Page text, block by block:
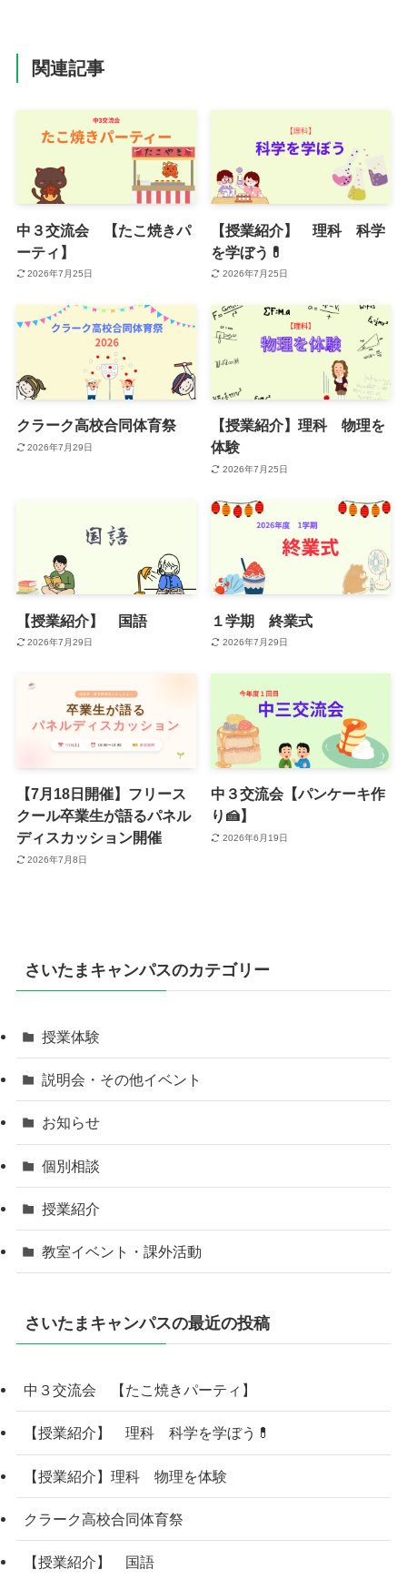
関連記事
中３交流会 【たこ焼きパ
ーティ】
2026年7月25日
【授業紹介】 理科 科学
を学ぼう💊
2026年7月25日
クラーク高校合同体育祭
2026年7月29日
【授業紹介】理科 物理を
体験
2026年7月25日
【授業紹介】 国語
2026年7月29日
１学期 終業式
2026年7月29日
【7月18日開催】フリース
クール卒業生が語るパネル
ディスカッション開催
2026年7月8日
中３交流会【パンケーキ作
り🍰】
2026年6月19日
さいたまキャンパスのカテゴリー
授業体験
説明会・その他イベント
お知らせ
個別相談
授業紹介
教室イベント・課外活動
さいたまキャンパスの最近の投稿
中３交流会 【たこ焼きパーティ】
【授業紹介】 理科 科学を学ぼう💊
【授業紹介】理科 物理を体験
クラーク高校合同体育祭
【授業紹介】 国語